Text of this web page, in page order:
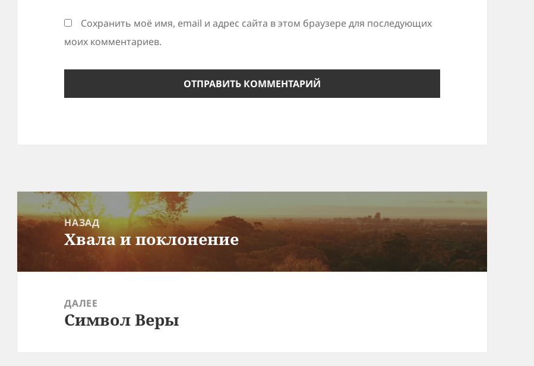
Сохранить моё имя, email и адрес сайта в этом браузере для последующих
моих комментариев.
Навигация
по
записям
НАЗАД
Предыдущая
запись:
Хвала и поклонение
ДАЛЕЕ
Следующая
Символ Веры